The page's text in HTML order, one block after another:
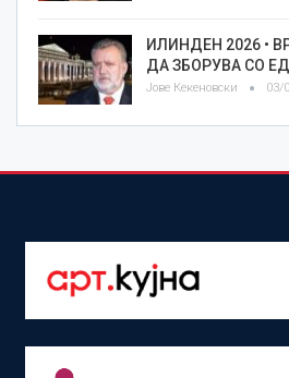
ИЛИНДЕН 2026 •
ДА ЗБОРУВА СО
Јове Кекеновски 03/